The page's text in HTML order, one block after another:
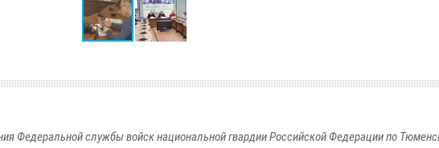
Федеральной службы войск национальной гвардии Российской Федерации по